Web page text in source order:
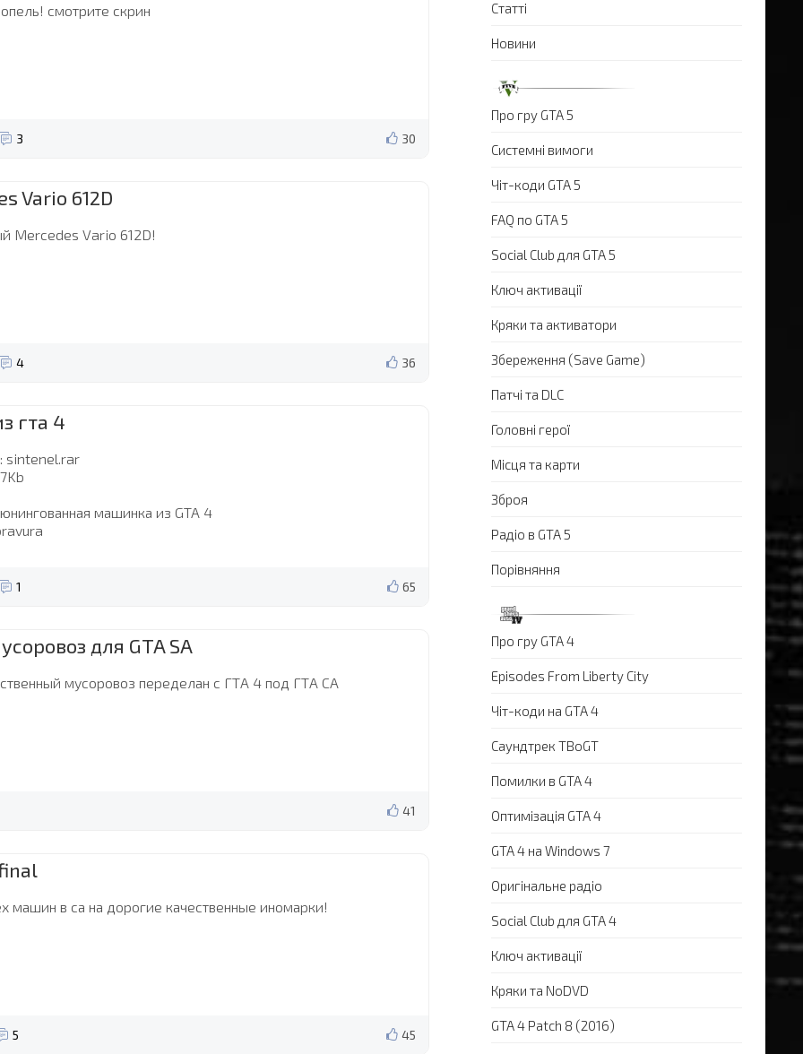
смотрите скрин
30
3
Vario 612D
Mercedes Vario 612D!
36
4
гта 4
sintenel.rar
машинка из GTA 4
65
1
для GTA SA
мусоровоз переделан с ГТА 4 под ГТА СА
41
машин в са на дорогие качественные иномарки!
45
5
Статті
Новини
Про гру GTA 5
Системні вимоги
Чіт-коди GTA 5
FAQ по GTA 5
Social Club для GTA 5
Ключ активації
Кряки та активатори
Збереження (Save Game)
Патчі та DLC
Головні герої
Місця та карти
Зброя
Радіо в GTA 5
Порівняння
Про гру GTA 4
Episodes From Liberty City
Чіт-коди на GTA 4
Саундтрек TBoGT
Помилки в GTA 4
Оптимізація GTA 4
GTA 4 на Windows 7
Оригінальне радіо
Social Club для GTA 4
Ключ активації
Кряки та NoDVD
GTA 4 Patch 8 (2016)